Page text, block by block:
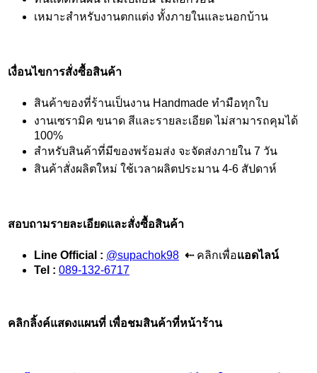
เหมาะสำหรับงานตกแต่ง ทั้งภายในและนอกบ้าน
เงื่อนไขการสั่งซื้อสินค้า
สินค้าของที่ร้านเป็นงาน Handmade ทำมือทุกใบ
งานเซรามิค ขนาด สีและรายละเอียด ไม่สามารถคุมได้
100%
สำหรับสินค้าที่มีของพร้อมส่ง จะจัดส่งภายใน 7 วัน
สินค้าสั่งผลิตใหม่ ใช้เวลาผลิตประมาน 4-6 สัปดาห์
สอบถามรายละเอียดและสั่งซื้อสินค้า
Line Official : @supachok98 ⇠ คลิกเพื่อแอดไลน์
Tel : 089-132-6717
คลิกลิ้งค์แสดงแผนที่ เพื่อชมสินค้าที่หน้าร้าน